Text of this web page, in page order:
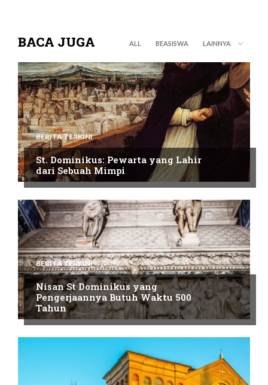
BACA JUGA ALL BEASISWA LAINNYA
BERITA TERKINI
St. Dominikus: Pewarta yang Lahir
dari Sebuah Mimpi
BERITA TERKINI
Nisan St Dominikus yang
Pengerjaannya Butuh Waktu 500
Tahun